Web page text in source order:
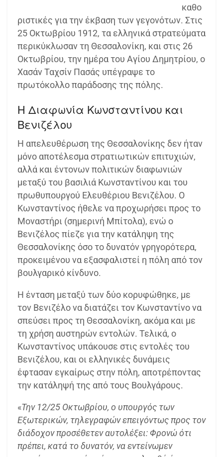
καθο
ριστικές για την έκβαση των γεγονότων. Στις
25 Οκτωβρίου 1912, τα ελληνικά στρατεύματα
περικύκλωσαν τη Θεσσαλονίκη, και στις 26
Οκτωβρίου, την ημέρα του Αγίου Δημητρίου, ο
Χασάν Ταχσίν Πασάς υπέγραψε το
πρωτόκολλο παράδοσης της πόλης.
Η Διαφωνία Κωνσταντίνου και
Βενιζέλου
Η απελευθέρωση της Θεσσαλονίκης δεν ήταν
μόνο αποτέλεσμα στρατιωτικών επιτυχιών,
αλλά και έντονων πολιτικών διαφωνιών
μεταξύ του βασιλιά Κωνσταντίνου και του
πρωθυπουργού Ελευθέριου Βενιζέλου. Ο
Κωνσταντίνος ήθελε να προχωρήσει προς το
Μοναστήρι (σημερινή Μπίτολα), ενώ ο
Βενιζέλος πίεζε για την κατάληψη της
Θεσσαλονίκης όσο το δυνατόν γρηγορότερα,
προκειμένου να εξασφαλιστεί η πόλη από τον
βουλγαρικό κίνδυνο.
Η ένταση μεταξύ των δύο κορυφώθηκε, με
τον Βενιζέλο να διατάζει τον Κωνσταντίνο να
σπεύσει προς τη Θεσσαλονίκη, ακόμα και με
τη χρήση αυστηρών εντολών. Τελικά, ο
Κωνσταντίνος υπάκουσε στις εντολές του
Βενιζέλου, και οι ελληνικές δυνάμεις
έφτασαν εγκαίρως στην πόλη, αποτρέποντας
την κατάληψή της από τους Βουλγάρους.
«Την 12/25 Οκτωβρίου, ο υπουργός των
Εξωτερικών, τηλεγραφών επειγόντως προς τον
διάδοχον προσέθετεν αυτολέξει: Φρονώ ότι
πρέπει, κατά το δυνατόν, να εντείνωμεν